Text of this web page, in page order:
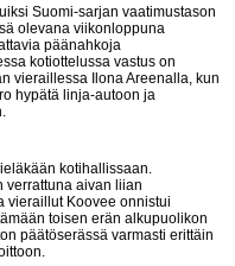
Suomi-sarjan vaatimustason
olevana viikonloppuna
päänahkoja
kotiottelussa vastus on
vieraillessa Ilona Areenalla, kun
hypätä linja-autoon ja
kotihallissaan.
verrattuna aivan liian
vieraillut Koovee onnistui
toisen erän alkupuolikon
päätöserässä varmasti erittäin